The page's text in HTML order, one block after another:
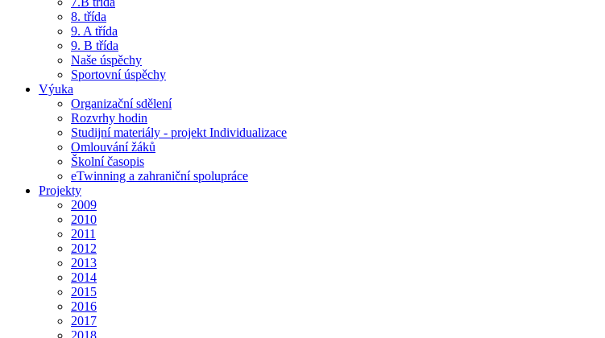
8. třída
9. A třída
9. B třída
Naše úspěchy
Sportovní úspěchy
Výuka
Organizační sdělení
Rozvrhy hodin
Studijní materiály - projekt Individualizace
Omlouvání žáků
Školní časopis
eTwinning a zahraniční spolupráce
Projekty
2009
2010
2011
2012
2013
2014
2015
2016
2017